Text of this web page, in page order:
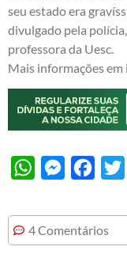
seu estado era
divulgado pela
professora da Uesc.
Mais informações em
WhatsAppMessenger
4 Comentários